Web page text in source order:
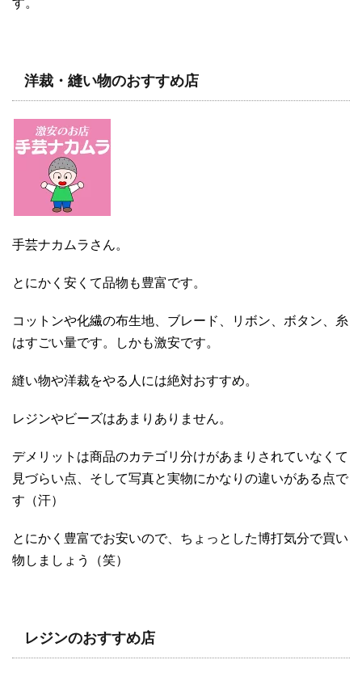
洋裁・縫い物のおすすめ店
手芸ナカムラさん。
とにかく安くて品物も豊富です。
コットンや化繊の布生地、ブレード、リボン、ボタン、糸
はすごい量です。しかも激安です。
縫い物や洋裁をやる人には絶対おすすめ。
レジンやビーズはあまりありません。
デメリットは商品のカテゴリ分けがあまりされていなくて
見づらい点、そして写真と実物にかなりの違いがある点で
す（汗）
とにかく豊富でお安いので、ちょっとした博打気分で買い
物しましょう（笑）
レジンのおすすめ店